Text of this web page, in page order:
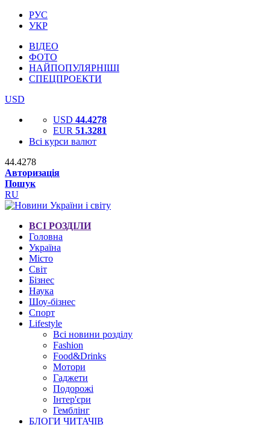
РУС
УКР
ВІДЕО
ФОТО
НАЙПОПУЛЯРНІШІ
СПЕЦПРОЕКТИ
USD
USD 44.4278
EUR 51.3281
Всі курси валют
44.4278
Авторизація
Пошук
RU
ВСІ РОЗДІЛИ
Головна
Україна
Місто
Світ
Бізнес
Наука
Шоу-бізнес
Спорт
Lifestyle
Всі новини розділу
Fashion
Food&Drinks
Мотори
Гаджети
Подорожі
Інтер'єри
Гемблінг
БЛОГИ ЧИТАЧІВ